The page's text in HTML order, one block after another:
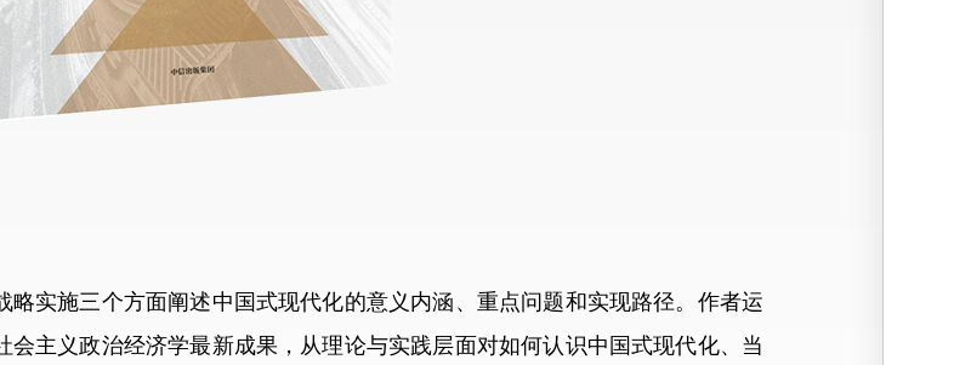
施三个方面阐述中国式现代化的意义内涵、重点问题和实现路径。作者运
主义政治经济学最新成果，从理论与实践层面对如何认识中国式现代化、当